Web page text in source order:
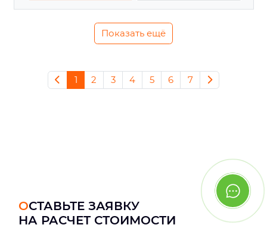
Показать ещё
1 2 3 4 5 6 7
ОСТАВЬТЕ ЗАЯВКУ
НА РАСЧЕТ СТОИМОСТИ